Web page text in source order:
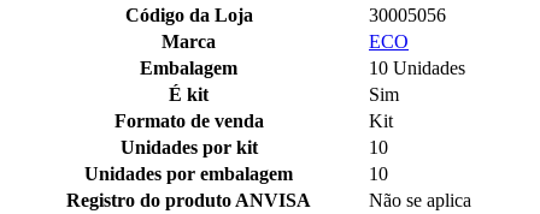
Código da Loja
30005056
Marca
ECO
Embalagem
10 Unidades
É kit
Sim
Formato de venda
Kit
Unidades por kit
10
Unidades por embalagem
10
Registro do produto ANVISA
Não se aplica